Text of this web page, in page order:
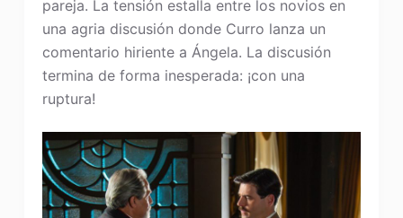
pareja. La tensión estalla entre los novios en
una agria discusión donde Curro lanza un
comentario hiriente a Ángela. La discusión
termina de forma inesperada: ¡con una
ruptura!